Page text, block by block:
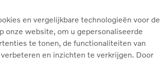
en vergelijkbare technologieën voor de
onze website, om u gepersonaliseerde
te tonen, de functionaliteiten van
en inzichten te verkrijgen. Door